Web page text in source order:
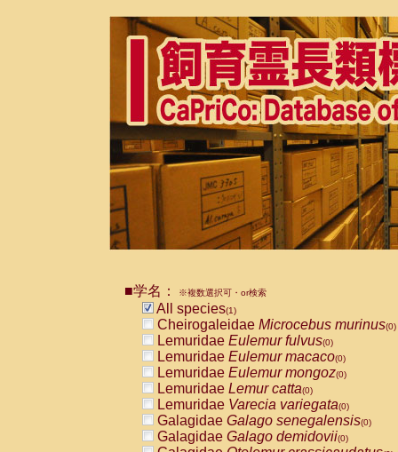
■学名： ※複数選択可・or検索
All species(1)
Cheirogaleidae Microcebus murinus(0)
Lemuridae Eulemur fulvus(0)
Lemuridae Eulemur macaco(0)
Lemuridae Eulemur mongoz(0)
Lemuridae Lemur catta(0)
Lemuridae Varecia variegata(0)
Galagidae Galago senegalensis(0)
Galagidae Galago demidovii(0)